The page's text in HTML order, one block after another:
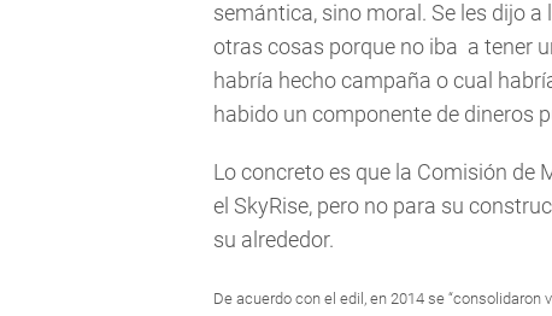
semántica, sino moral. Se les dijo
otras cosas porque no iba a tener
habría hecho campaña o cual
habido un componente de dineros
Lo concreto es que la Comisión de
el SkyRise, pero no para su
su alrededor.
De acuerdo con el edil, en 2014 se